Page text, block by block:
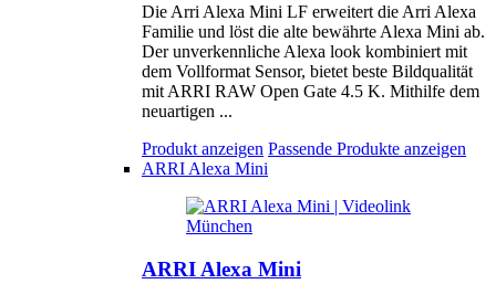
Die Arri Alexa Mini LF erweitert die Arri Alexa
Familie und löst die alte bewährte Alexa Mini ab.
Der unverkennliche Alexa look kombiniert mit
dem Vollformat Sensor, bietet beste Bildqualität
mit ARRI RAW Open Gate 4.5 K. Mithilfe dem
neuartigen ...
Produkt anzeigen Passende Produkte anzeigen
ARRI Alexa Mini
ARRI Alexa Mini